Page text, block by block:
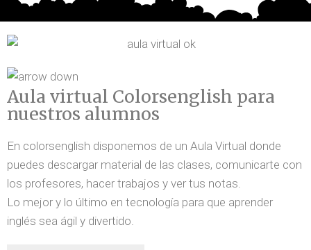
Aula virtual Colorsenglish para
nuestros alumnos
En colorsenglish disponemos de un Aula Virtual donde
puedes descargar material de las clases, comunicarte con
los profesores, hacer trabajos y ver tus notas.
Lo mejor y lo último en tecnología para que aprender
inglés sea ágil y divertido.